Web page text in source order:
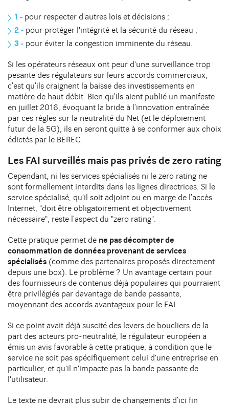
pour respecter d'autres lois et décisions ;
pour protéger l'intégrité et la sécurité du réseau ;
pour éviter la congestion imminente du réseau.
Si les opérateurs réseaux ont peur d'une surveillance trop
pesante des régulateurs sur leurs accords commerciaux,
c’est qu’ils craignent la baisse des investissements en
matière de haut débit. Bien qu’ils aient publié un manifeste
en juillet 2016, évoquant la bride à l’innovation entraînée
par ces règles sur la neutralité du Net (et le déploiement
futur de la 5G), ils en seront quitte à se conformer aux choix
édictés par le BEREC.
Les FAI surveillés mais pas privés de zero rating
Cependant, ni les services spécialisés ni le zero rating ne
sont formellement interdits dans les lignes directrices. Si le
service spécialisé, qu’il soit adjoint ou en marge de l’accès
Internet, "doit être obligatoirement et objectivement
nécessaire", reste l’aspect du "zero rating".
Cette pratique permet de ne pas décompter de
consommation de données provenant de services
spécialisés (comme des partenaires proposés directement
depuis une box). Le problème ? Un avantage certain pour
des fournisseurs de contenus déjà populaires qui pourraient
être privilégiés par davantage de bande passante,
moyennant des accords avantageux pour le FAI.
Si ce point avait déjà suscité des levers de boucliers de la
part des acteurs pro-neutralité, le régulateur européen a
émis un avis favorable à cette pratique, à condition que le
service ne soit pas spécifiquement celui d'une entreprise en
particulier, et qu'il n'impacte pas la bande passante de
l'utilisateur.
Le texte ne devrait plus subir de changements d’ici fin